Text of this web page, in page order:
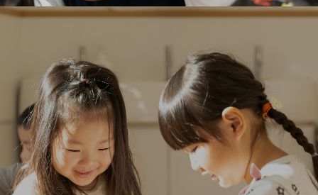
園からのお知らせ
「すくすく子育て」でリトルスター保育園が紹介されま
各園のブログ
2026.08.06 赤しそジュース作り～にじ組～2026.08.0
5 【そら組】誕生会
一覧を見る